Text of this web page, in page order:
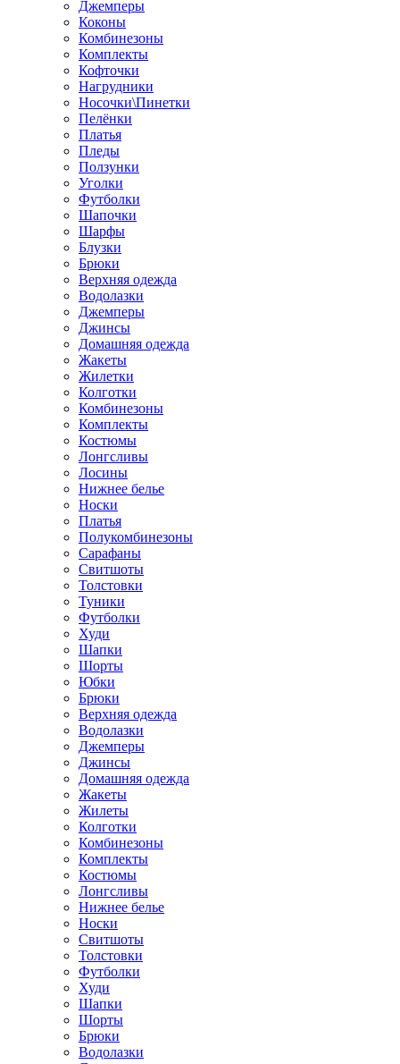
Джемперы
Коконы
Комбинезоны
Комплекты
Кофточки
Нагрудники
Носочки\Пинетки
Пелёнки
Платья
Пледы
Ползунки
Уголки
Футболки
Шапочки
Шарфы
Блузки
Брюки
Верхняя одежда
Водолазки
Джемперы
Джинсы
Домашняя одежда
Жакеты
Жилетки
Колготки
Комбинезоны
Комплекты
Костюмы
Лонгсливы
Лосины
Нижнее белье
Носки
Платья
Полукомбинезоны
Сарафаны
Свитшоты
Толстовки
Туники
Футболки
Худи
Шапки
Шорты
Юбки
Брюки
Верхняя одежда
Водолазки
Джемперы
Джинсы
Домашняя одежда
Жакеты
Жилеты
Колготки
Комбинезоны
Комплекты
Костюмы
Лонгсливы
Нижнее белье
Носки
Свитшоты
Толстовки
Футболки
Худи
Шапки
Шорты
Брюки
Водолазки